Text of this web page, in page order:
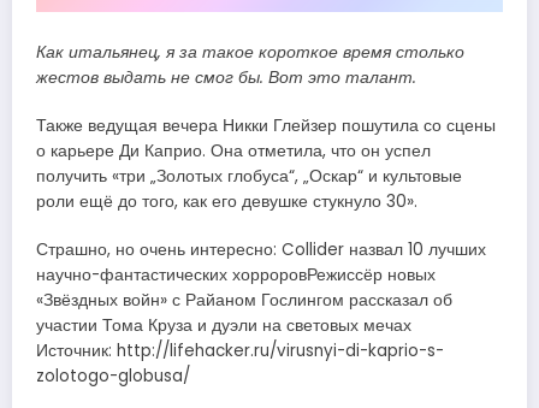
Как итальянец, я за такое короткое время столько
жестов выдать не смог бы. Вот это талант.
Также ведущая вечера Никки Глейзер пошутила со сцены
о карьере Ди Каприо. Она отметила, что он успел
получить «три „Золотых глобуса“, „Оскар“ и культовые
роли ещё до того, как его девушке стукнуло 30».
Страшно, но очень интересно: Collider назвал 10 лучших
научно-фантастических хорроровРежиссёр новых
«Звёздных войн» с Райаном Гослингом рассказал об
участии Тома Круза и дуэли на световых мечах
Источник: http://lifehacker.ru/virusnyi-di-kaprio-s-
zolotogo-globusa/